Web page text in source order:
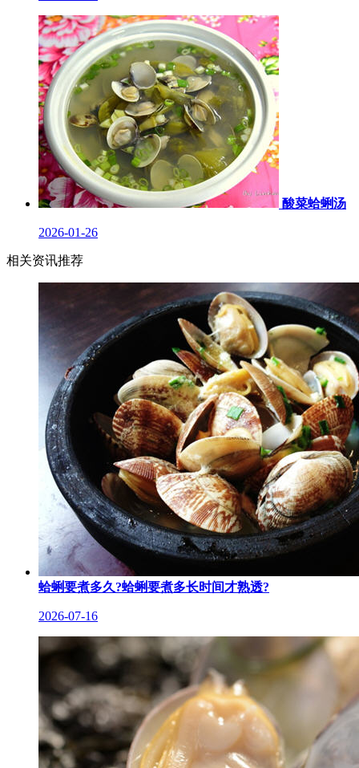
酸菜蛤蜊汤
2026-01-26
相关资讯推荐
蛤蜊要煮多久?蛤蜊要煮多长时间才熟透?
2026-07-16